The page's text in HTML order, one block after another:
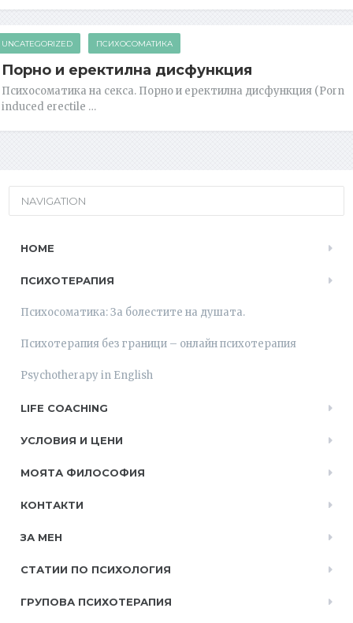
UNCATEGORIZED ПСИХОСОМАТИКА
Порно и еректилна дисфункция
Психосоматика на секса. Порно и еректилна дисфункция (Porn
induced erectile …
NAVIGATION
HOME
ПСИХОТЕРАПИЯ
Психосоматика: За болестите на душата.
Психотерапия без граници – онлайн психотерапия
Psychotherapy in English
LIFE COACHING
УСЛОВИЯ И ЦЕНИ
МОЯТА ФИЛОСОФИЯ
КОНТАКТИ
ЗА МЕН
СТАТИИ ПО ПСИХОЛОГИЯ
ГРУПОВА ПСИХОТЕРАПИЯ